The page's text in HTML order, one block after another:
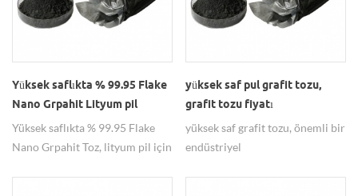
Yüksek saflıkta % 99.95 Flake
Nano Grpahit Lityum pil
üretimi için toz
Yüksek saflıkta % 99.95 Flake
Nano Grpahit Toz, lityum pil için
yüksek saf pul grafit tozu,
grafit tozu fiyatı
yüksek saf grafit tozu, önemli bir
endüstriyel